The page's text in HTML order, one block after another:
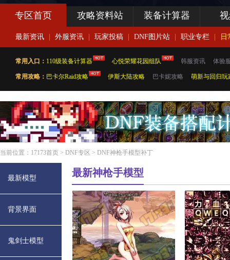
专区首页 攻略资料站 装备计算器
最新资讯 外服资讯 玩家投稿 DNF图片站 职业专栏 日
常用入口： 110级装备计算器 心悦荣耀花园组队 韩服资讯 体验
常用攻略： 巴卡尔Raid攻略 伊斯大陆攻略 巴卡妮攻略 萌新与回归玩
当前位置： 17173首页 > DNF专区 > DNF神枪手模型补丁
最新神枪手模型
最新模型
背景界面
鬼剑士模型